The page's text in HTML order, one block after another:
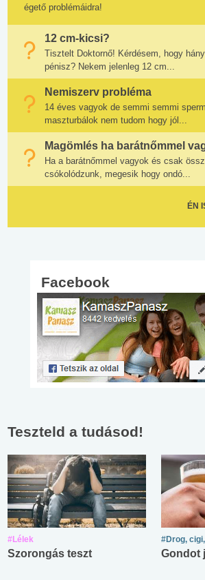
égető problémáidra!
12 cm-kicsi?
Tisztelt Doktornő! Kérdésem, hogy
pénisz? Nekem jelenleg 12 cm...
Nemiszerv probléma
14 éves vagyok de semmi semmi
maszturbálok nem tudom hogy jól...
Magömlés ha barátnőmmel
Ha a barátnőmmel vagyok és csak
csókolódzunk, megesik hogy ondó...
ÉN
Facebook
Teszteld a tudásod!
#Lélek
Szorongás teszt
#Drog,
Gondot